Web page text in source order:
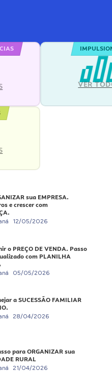
VER
sua EMPRESA.
e crescer com
12/05/2026
o PREÇO DE VENDA. Passo
com PLANILHA
05/05/2026
a SUCESSÃO FAMILIAR
28/04/2026
para ORGANIZAR sua
RURAL
21/04/2026